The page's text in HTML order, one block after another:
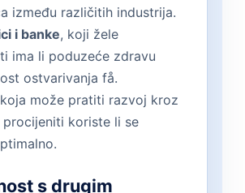
između različitih industrija.
i banke, koji žele
ima li poduzeće zdravu
ostvarivanja få.
može pratiti razvoj kroz
procijeniti koriste li se
s drugim